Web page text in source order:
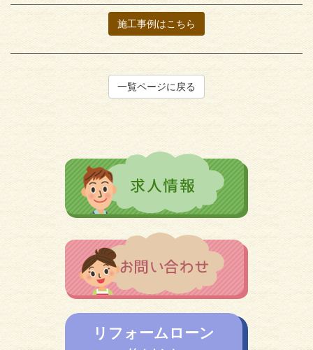
施工事例はこちら
一覧ページに戻る
リフォームローン